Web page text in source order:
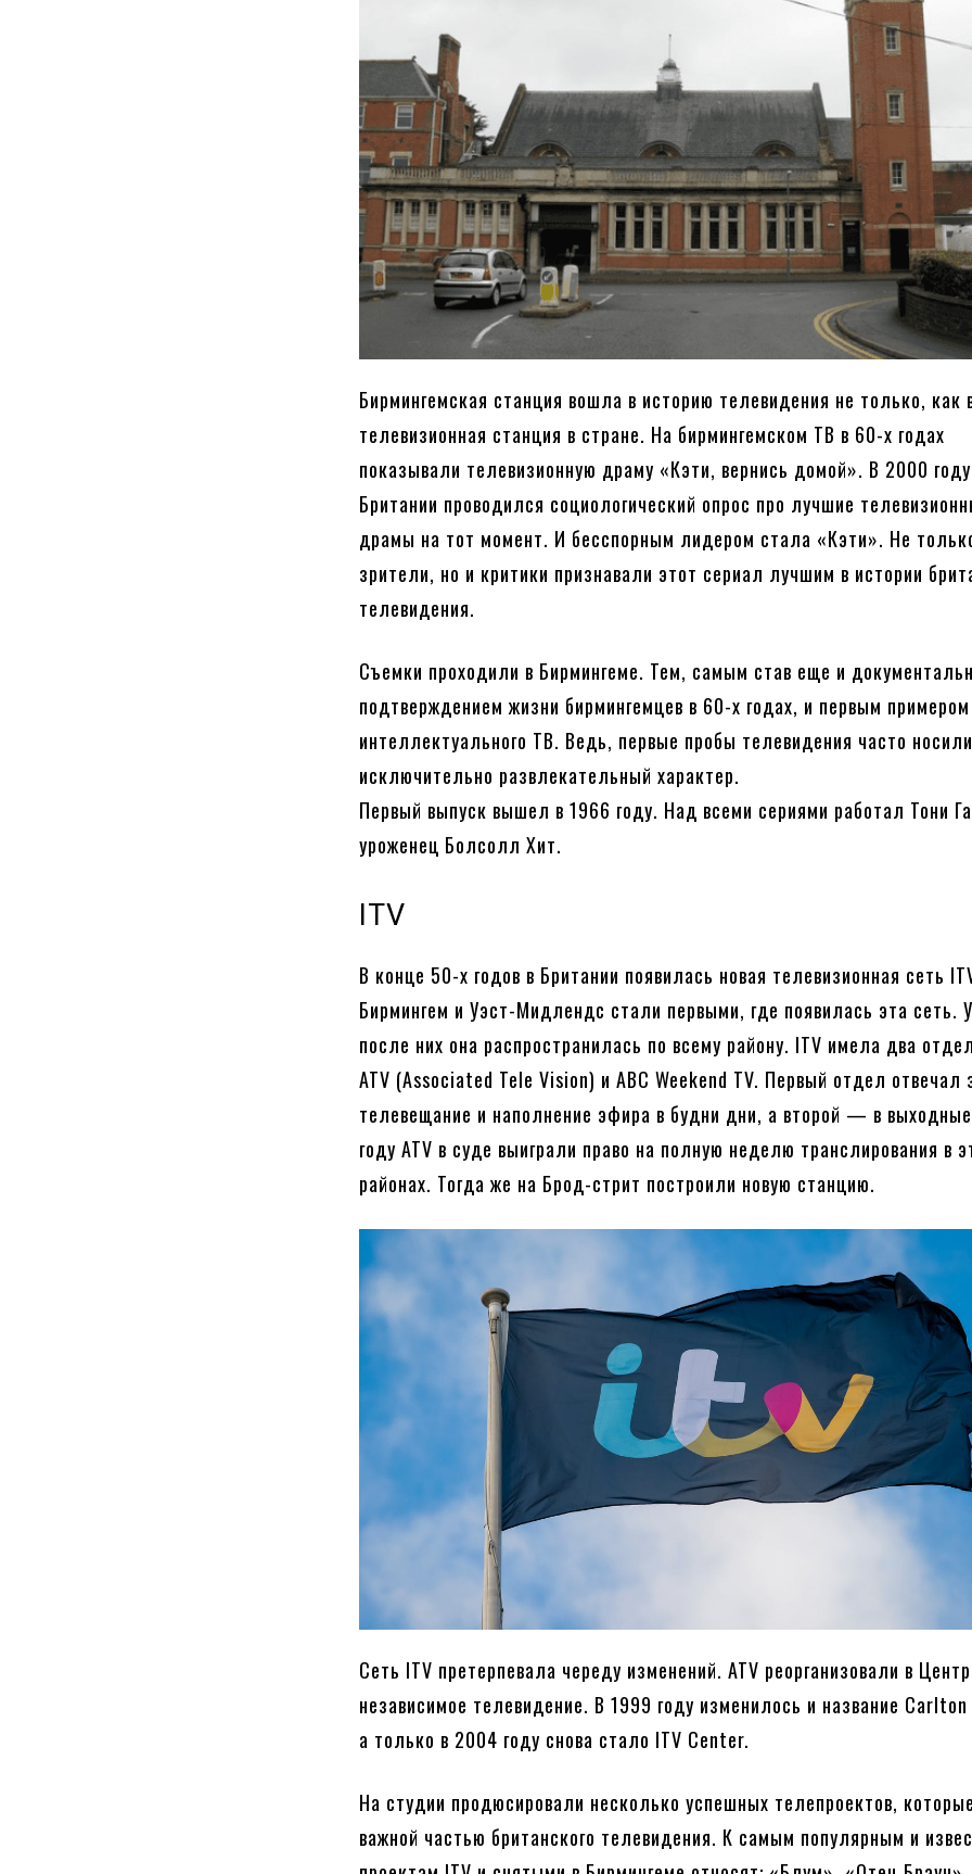
Бирмингемская станция вошла в историю телевидения не только, как
телевизионная станция в стране. На бирмингемском ТВ в 60-х годах
показывали телевизионную драму «Кэти, вернись домой». В 2000
Британии проводился социологический опрос про лучшие
драмы на тот момент. И бесспорным лидером стала «Кэти». Не
зрители, но и критики признавали этот сериал лучшим в истории
телевидения.
Съемки проходили в Бирмингеме. Тем, самым став еще и
подтверждением жизни бирмингемцев в 60-х годах, и первым примером
интеллектуального ТВ. Ведь, первые пробы телевидения часто
исключительно развлекательный характер.
Первый выпуск вышел в 1966 году. Над всеми сериями работал Тони
уроженец Болсолл Хит.
ITV
В конце 50-х годов в Британии появилась новая телевизионная сеть
Бирмингем и Уэст-Мидлендс стали первыми, где появилась эта сеть.
после них она распространилась по всему району. ITV имела два
ATV (Associated Tele Vision) и ABC Weekend TV. Первый отдел отвечал
телевещание и наполнение эфира в будни дни, а второй — в
году ATV в суде выиграли право на полную неделю транслирования в
районах. Тогда же на Брод-стрит построили новую станцию.
Сеть ITV претерпевала череду изменений. ATV реорганизовали в
независимое телевидение. В 1999 году изменилось и название
а только в 2004 году снова стало ITV Center.
На студии продюсировали несколько успешных телепроектов,
важной частью британского телевидения. К самым популярным и